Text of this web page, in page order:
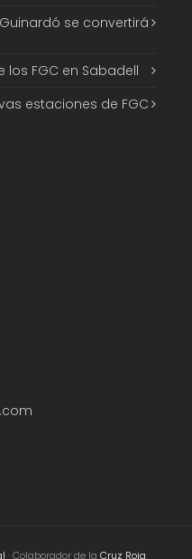
se convertirá
los FGC en Sabadell
estaciones de FGC
· Colaborador de la Cruz Roja